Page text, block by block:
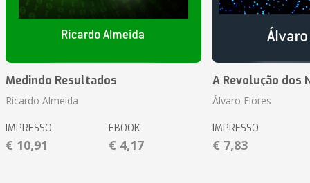
Medindo Resultados
Ricardo Almeida
IMPRESSO
€ 10,91
EBOOK
€ 4,17
A Revolução dos
Álvaro Flores
IMPRESSO
€ 7,83